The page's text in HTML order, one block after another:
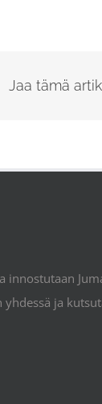
Jaa tämä
innostutaan
yhdessä ja